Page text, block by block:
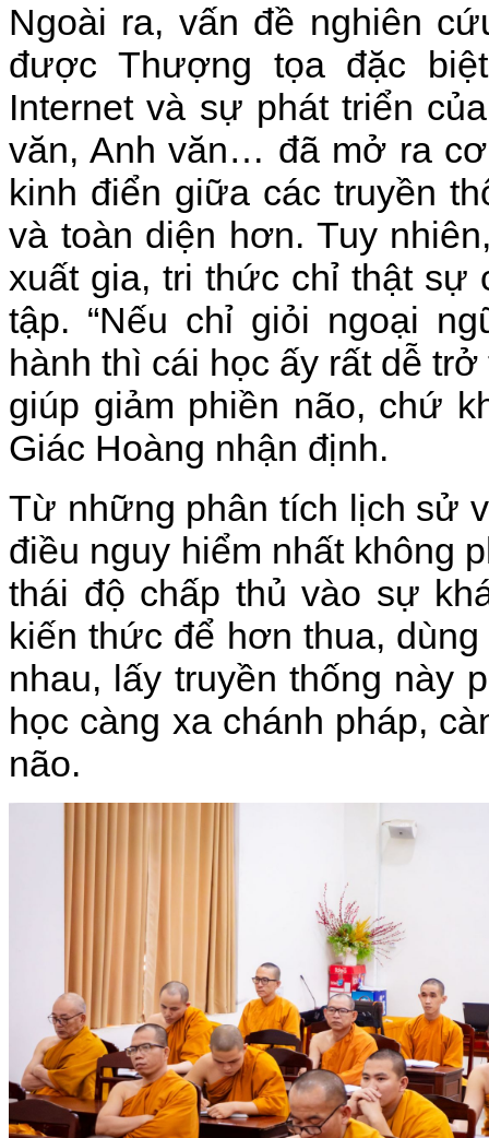
Ngoài ra, vấn đề nghiên
được Thượng tọa đặc
Internet và sự phát triển
văn, Anh văn… đã mở ra
kinh điển giữa các truyền
và toàn diện hơn. Tuy
xuất gia, tri thức chỉ thật sự
tập. “Nếu chỉ giỏi ngoại
hành thì cái học ấy rất dễ
giúp giảm phiền não, chứ
Giác Hoàng nhận định.
Từ những phân tích lịch sử
điều nguy hiểm nhất không
thái độ chấp thủ vào sự
kiến thức để hơn thua,
nhau, lấy truyền thống này
học càng xa chánh pháp,
não.